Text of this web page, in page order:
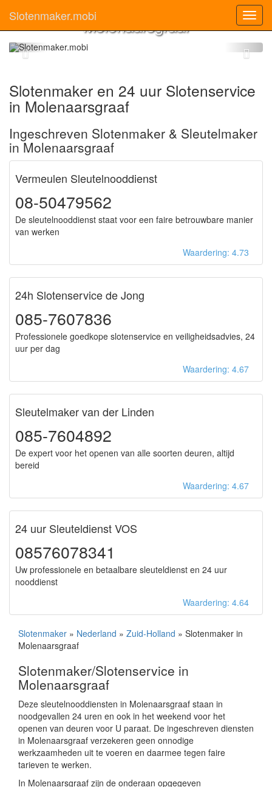
Slotenmaker.mobiSlotenmaker
Molenaarsgraaf
Slotenmaker en 24 uur Slotenservice
in Molenaarsgraaf
Ingeschreven Slotenmaker & Sleutelmaker
in Molenaarsgraaf
Vermeulen Sleutelnooddienst
08-50479562
De sleutelnooddienst staat voor een faire betrouwbare manier
van werken
Waardering: 4.73
24h Slotenservice de Jong
085-7607836
Professionele goedkope slotenservice en veiligheidsadvies, 24
uur per dag
Waardering: 4.67
Sleutelmaker van der Linden
085-7604892
De expert voor het openen van alle soorten deuren, altijd
bereid
Waardering: 4.67
24 uur Sleuteldienst VOS
08576078341
Uw professionele en betaalbare sleuteldienst en 24 uur
nooddienst
Waardering: 4.64
Slotenmaker » Nederland » Zuid-Holland » Slotenmaker in
Molenaarsgraaf
Slotenmaker/Slotenservice in
Molenaarsgraaf
Deze sleutelnooddiensten in Molenaarsgraaf staan in
noodgevallen 24 uren en ook in het weekend voor het
openen van deuren voor U paraat. De ingeschreven diensten
in Molenaarsgraaf verzekeren geen onnodige
werkzaamheden uit te voeren en daarmee tegen faire
tarieven te werken.
In Molenaarsgraaf zijn de onderaan opgegeven